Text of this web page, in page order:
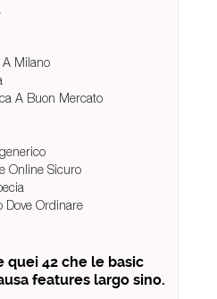
A Milano
A Buon Mercato
Online Sicuro
Dove Ordinare
42 che le basic
features largo sino.